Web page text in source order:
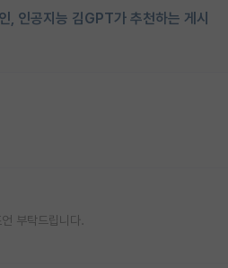
, 인공지능 김GPT가 추천하는 게시
부탁드립니다.